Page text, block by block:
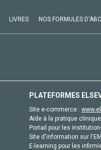
LIVRES NOS FORMULES
PLATEFORMES
Site e-commerce :
Aide à la pratique
Portail pour les
Site d'information sur
E-learning pour les